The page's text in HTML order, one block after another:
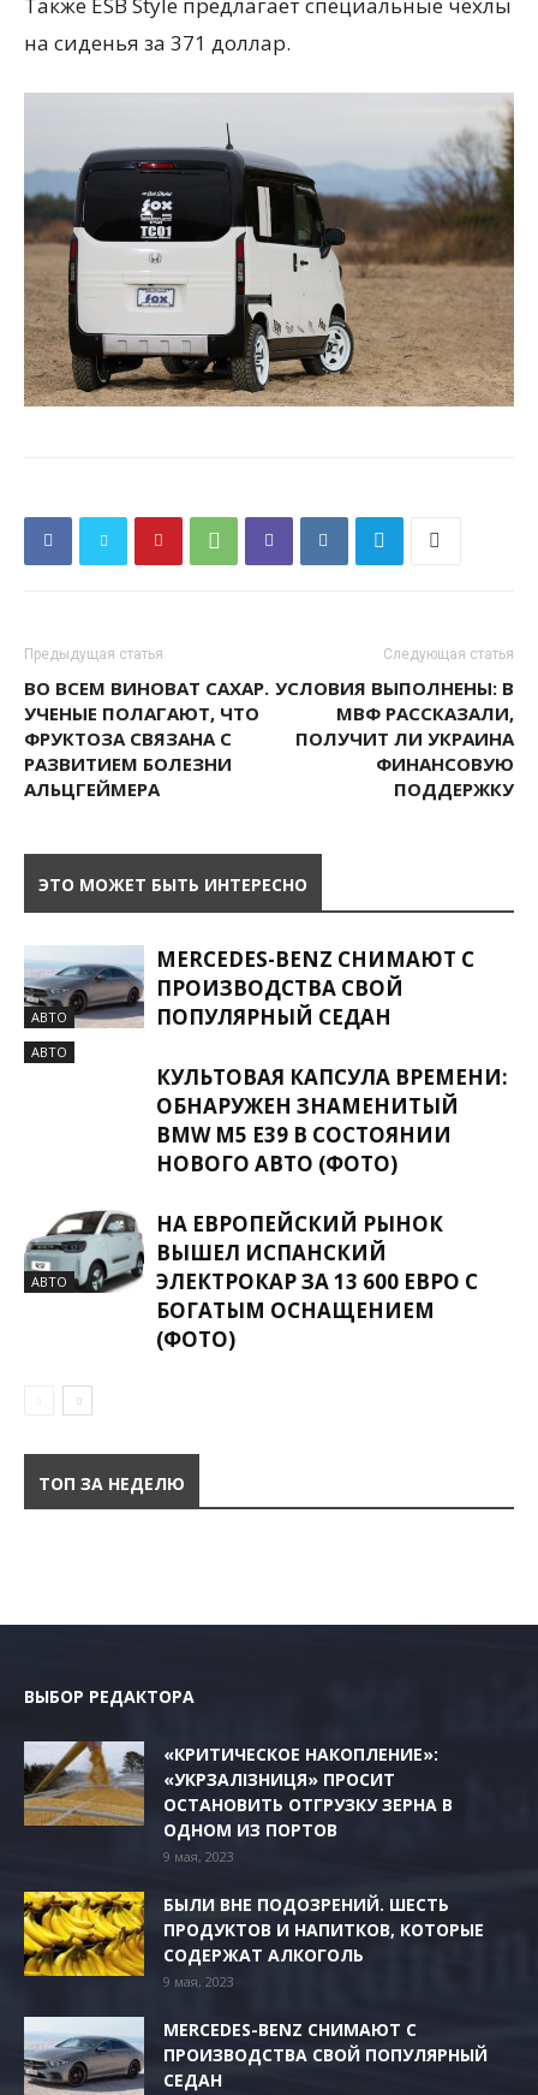
Также ESB Style предлагает специальные чехлы
на сиденья за 371 доллар.
Предыдущая статья
ВО ВСЕМ ВИНОВАТ САХАР.
УЧЕНЫЕ ПОЛАГАЮТ, ЧТО
ФРУКТОЗА СВЯЗАНА С
РАЗВИТИЕМ БОЛЕЗНИ
АЛЬЦГЕЙМЕРА
Следующая статья
УСЛОВИЯ ВЫПОЛНЕНЫ: В
МВФ РАССКАЗАЛИ,
ПОЛУЧИТ ЛИ УКРАИНА
ФИНАНСОВУЮ
ПОДДЕРЖКУ
ЭТО МОЖЕТ БЫТЬ ИНТЕРЕСНО
АВТО
MERCEDES-BENZ СНИМАЮТ С
ПРОИЗВОДСТВА СВОЙ
ПОПУЛЯРНЫЙ СЕДАН
АВТО
КУЛЬТОВАЯ КАПСУЛА ВРЕМЕНИ:
ОБНАРУЖЕН ЗНАМЕНИТЫЙ
BMW M5 E39 В СОСТОЯНИИ
НОВОГО АВТО (ФОТО)
АВТО
НА ЕВРОПЕЙСКИЙ РЫНОК
ВЫШЕЛ ИСПАНСКИЙ
ЭЛЕКТРОКАР ЗА 13 600 ЕВРО С
БОГАТЫМ ОСНАЩЕНИЕМ
(ФОТО)
ТОП ЗА НЕДЕЛЮ
ВЫБОР РЕДАКТОРА
«КРИТИЧЕСКОЕ НАКОПЛЕНИЕ»:
«УКРЗАЛІЗНИЦЯ» ПРОСИТ
ОСТАНОВИТЬ ОТГРУЗКУ ЗЕРНА В
ОДНОМ ИЗ ПОРТОВ
9 мая, 2023
БЫЛИ ВНЕ ПОДОЗРЕНИЙ. ШЕСТЬ
ПРОДУКТОВ И НАПИТКОВ, КОТОРЫЕ
СОДЕРЖАТ АЛКОГОЛЬ
9 мая, 2023
MERCEDES-BENZ СНИМАЮТ С
ПРОИЗВОДСТВА СВОЙ ПОПУЛЯРНЫЙ
СЕДАН